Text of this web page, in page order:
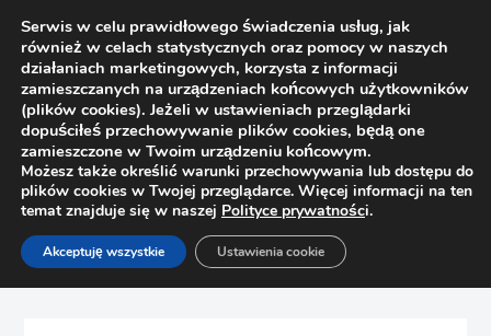
Strona główna Sklep
Obrzeża
Obrzeże meblowe ABS EGGER H3176 ST37 Dąb Halifax tabax
Serwis w celu prawidłowego świadczenia usług, jak
również w celach statystycznych oraz pomocy w naszych
działaniach marketingowych, korzysta z informacji
zamieszczanych na urządzeniach końcowych użytkowników
(plików cookies). Jeżeli w ustawieniach przeglądarki
dopuściłeś przechowywanie plików cookies, będą one
zamieszczone w Twoim urządzeniu końcowym.
Możesz także określić warunki przechowywania lub dostępu do
plików cookies w Twojej przeglądarce. Więcej informacji na ten
temat znajduje się w naszej Polityce prywatności.
Akceptuję wszystkie Ustawienia cookie